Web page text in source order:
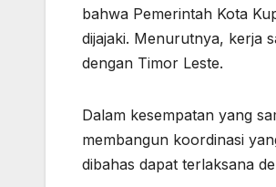
bahwa Pemerintah Kota
dijajaki. Menurutnya, kerja
dengan Timor Leste.
Dalam kesempatan yang
membangun koordinasi
dibahas dapat terlaksana